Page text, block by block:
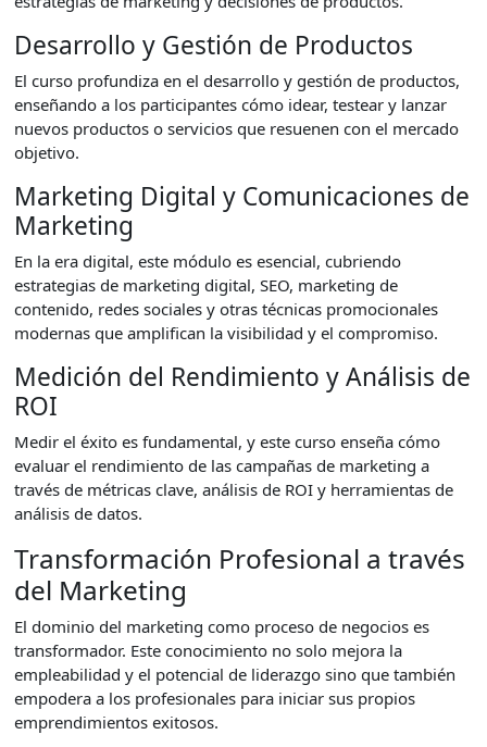
Desarrollo y Gestión de Productos
El curso profundiza en el desarrollo y gestión de productos,
enseñando a los participantes cómo idear, testear y lanzar
nuevos productos o servicios que resuenen con el mercado
objetivo.
Marketing Digital y Comunicaciones de
Marketing
En la era digital, este módulo es esencial, cubriendo
estrategias de marketing digital, SEO, marketing de
contenido, redes sociales y otras técnicas promocionales
modernas que amplifican la visibilidad y el compromiso.
Medición del Rendimiento y Análisis de
ROI
Medir el éxito es fundamental, y este curso enseña cómo
evaluar el rendimiento de las campañas de marketing a
través de métricas clave, análisis de ROI y herramientas de
análisis de datos.
Transformación Profesional a través
del Marketing
El dominio del marketing como proceso de negocios es
transformador. Este conocimiento no solo mejora la
empleabilidad y el potencial de liderazgo sino que también
empodera a los profesionales para iniciar sus propios
emprendimientos exitosos.